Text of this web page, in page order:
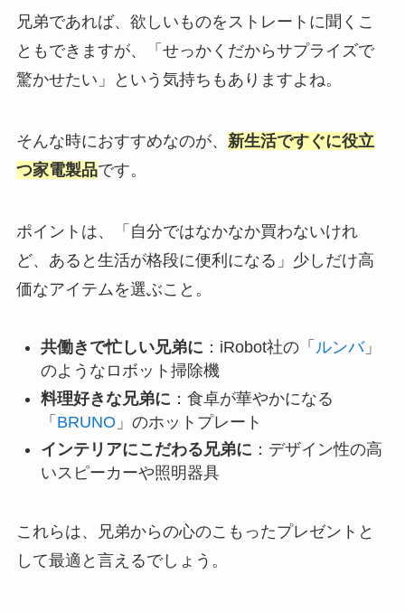
兄弟であれば、欲しいものをストレートに聞くこ
ともできますが、「せっかくだからサプライズで
驚かせたい」という気持ちもありますよね。
そんな時におすすめなのが、 新生活ですぐに役立
つ家電製品です。
ポイントは、「自分ではなかなか買わないけれ
ど、あると生活が格段に便利になる」少しだけ高
価なアイテムを選ぶこと。
共働きで忙しい兄弟に ：iRobot社の「 ルンバ」
のようなロボット掃除機
料理好きな兄弟に ：食卓が華やかになる
「 BRUNO 」のホットプレート
インテリアにこだわる兄弟に ：デザイン性の高
いスピーカーや照明器具
これらは、兄弟からの心のこもったプレゼントと
して最適と言えるでしょう。